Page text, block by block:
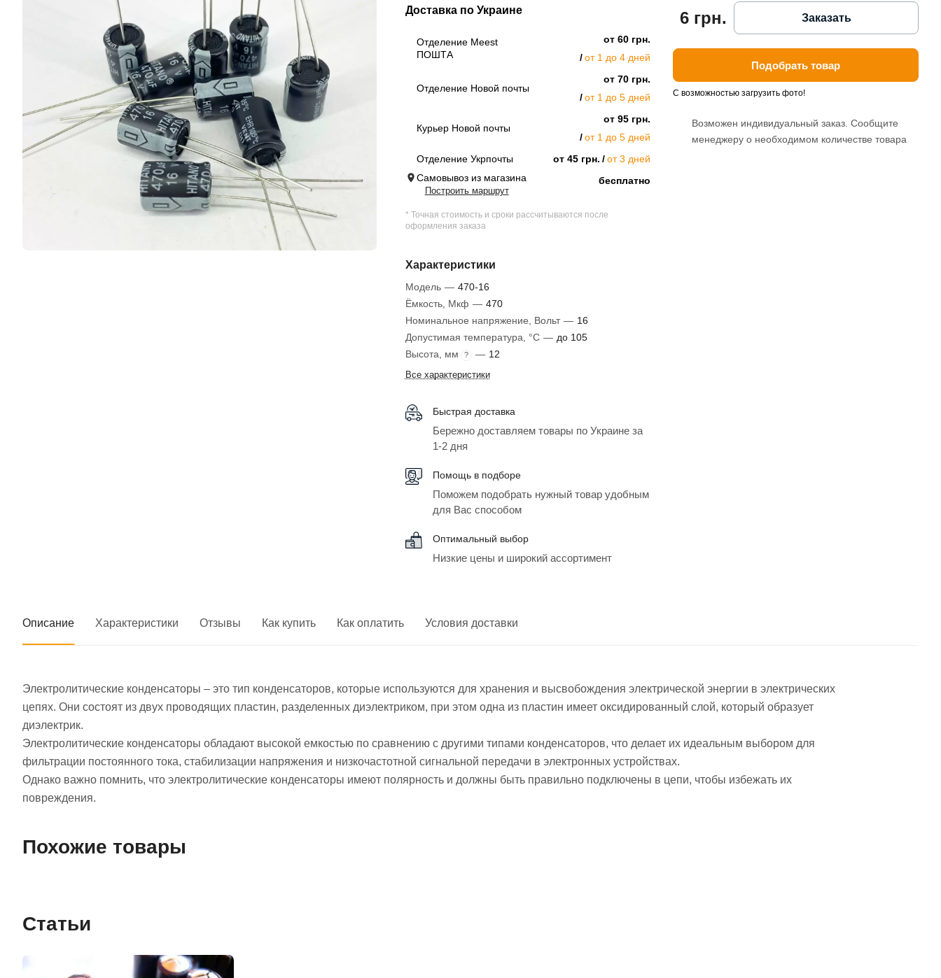
Доставка по Украине
Отделение Meest
ПОШТА
от 60 грн.
от 1 до 4 дней
Отделение Новой почты
от 70 грн.
от 1 до 5 дней
Курьер Новой почты
от 95 грн.
от 1 до 5 дней
Отделение Укрпочты
от 45 грн.
от 3 дней
Самовывоз из магазина
Построить маршрут
бесплатно
* Точная стоимость и сроки рассчитываются после
оформления заказа
Характеристики
Модель — 470-16
Ёмкость, Мкф — 470
Номинальное напряжение, Вольт — 16
Допустимая температура, °C — до 105
Высота, мм
? — 12
Все характеристики
Быстрая доставка
Бережно доставляем товары по Украине за
1-2 дня
Помощь в подборе
Поможем подобрать нужный товар удобным
для Вас способом
Оптимальный выбор
Низкие цены и широкий ассортимент
6 грн. Заказать
Подобрать товар
С возможностью загрузить фото!
Возможен индивидуальный заказ. Сообщите
менеджеру о необходимом количестве товара
Описание Характеристики Отзывы Как купить Как оплатить Условия доставки
Электролитические конденсаторы – это тип конденсаторов, которые используются для хранения и высвобождения электрической энергии в электрических
цепях. Они состоят из двух проводящих пластин, разделенных диэлектриком, при этом одна из пластин имеет оксидированный слой, который образует
диэлектрик.
Электролитические конденсаторы обладают высокой емкостью по сравнению с другими типами конденсаторов, что делает их идеальным выбором для
фильтрации постоянного тока, стабилизации напряжения и низкочастотной сигнальной передачи в электронных устройствах.
Однако важно помнить, что электролитические конденсаторы имеют полярность и должны быть правильно подключены в цепи, чтобы избежать их
повреждения.
Похожие товары
Статьи